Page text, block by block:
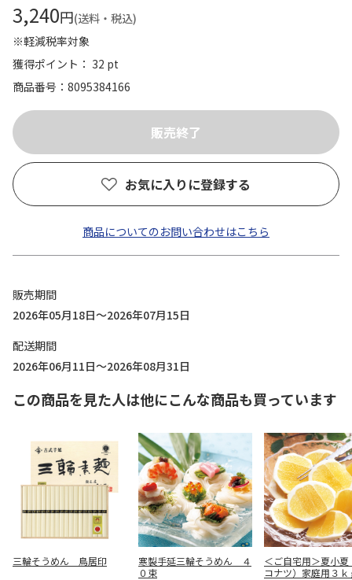
3,240円(送料・税込)
※軽減税率対象
獲得ポイント： 32 pt
商品番号
8095384166
お気に入りに登録する
商品についてのお問い合わせはこちら
販売期間
2026年05月18日～2026年07月15日
配送期間
2026年06月11日～2026年08月31日
この商品を見た人は他にこんな商品も買っています
三輪そうめん 鳥居印
寒製手延三輪そうめん ４
０束
＜ご自宅用＞夏小夏
コナツ）家庭用３ｋ